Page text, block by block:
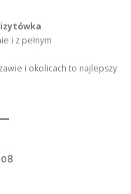
i z pełnym
i okolicach to najlepszy